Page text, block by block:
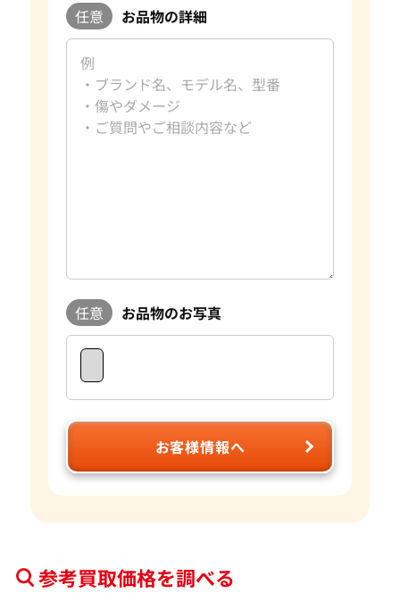
任意 お品物の詳細
任意 お品物のお写真
お客様情報へ
参考買取価格を調べる